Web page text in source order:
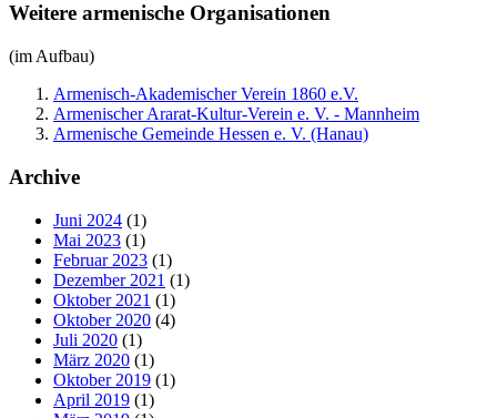
Weitere armenische Organisationen
(im Aufbau)
Armenisch-Akademischer Verein 1860 e.V.
Armenischer Ararat-Kultur-Verein e. V. - Mannheim
Armenische Gemeinde Hessen e. V. (Hanau)
Archive
Juni 2024 (1)
Mai 2023 (1)
Februar 2023 (1)
Dezember 2021 (1)
Oktober 2021 (1)
Oktober 2020 (4)
Juli 2020 (1)
März 2020 (1)
Oktober 2019 (1)
April 2019 (1)